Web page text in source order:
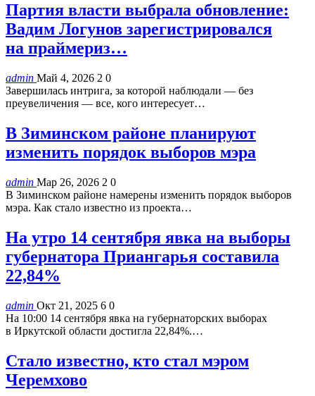
Партия власти выбрала обновление:
Вадим Логунов зарегистрировался
на праймериз…
admin Май 4, 2026 2 0
Завершилась интрига, за которой наблюдали — без
преувеличения — все, кого интересует…
В Зиминском районе планируют
изменить порядок выборов мэра
admin Мар 26, 2026 2 0
В Зиминском районе намерены изменить порядок выборов
мэра. Как стало известно из проекта…
На утро 14 сентября явка на выборы
губернатора Приангарья составила
22,84%
admin Окт 21, 2025 6 0
На 10:00 14 сентября явка на губернаторских выборах
в Иркутской области достигла 22,84%.…
Стало известно, кто стал мэром
Черемхово